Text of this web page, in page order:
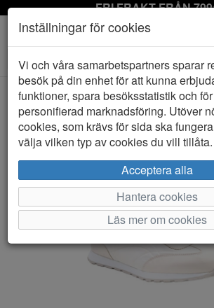
FRI FRAKT FRÅN
Toggle
navigation
HEM CAPRICE
Inställningar för cookies
Vi och våra samarbetspartners sparar
besök på din enhet för att kunna
funktioner, spara besöksstatistik och
personifierad marknadsföring. Utöver
cookies, som krävs för sida ska
välja vilken typ av cookies du vill tillåta.
Acceptera alla
Hantera cookies
Läs mer om cookies